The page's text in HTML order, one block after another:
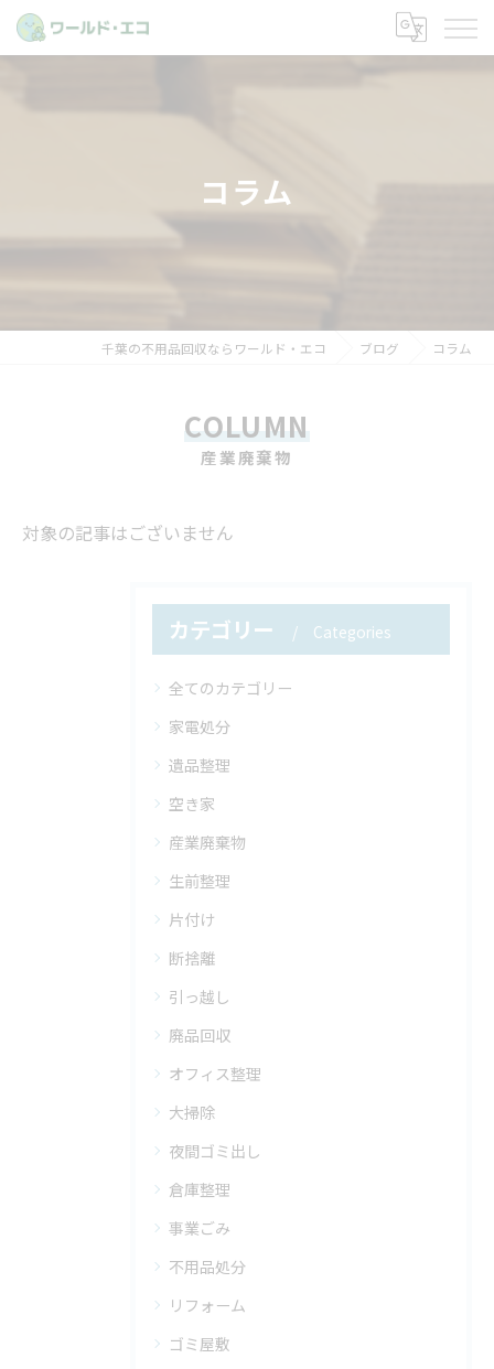
コラム
千葉の不用品回収ならワールド・エコ ブログ コラム
COLUMN
産業廃棄物
対象の記事はございません
カテゴリー Categories
全てのカテゴリー
家電処分
遺品整理
空き家
産業廃棄物
生前整理
片付け
断捨離
引っ越し
廃品回収
オフィス整理
大掃除
夜間ゴミ出し
倉庫整理
事業ごみ
不用品処分
リフォーム
ゴミ屋敷